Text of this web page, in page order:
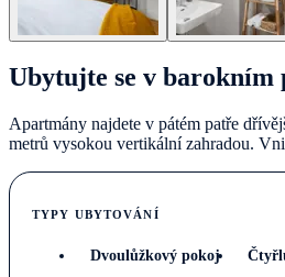
Ubytujte se v barokním
Apartmány najdete v pátém patře
metrů vysokou vertikální zahradou.
TYPY UBYTOVÁNÍ
Dvoulůžkový pokoj